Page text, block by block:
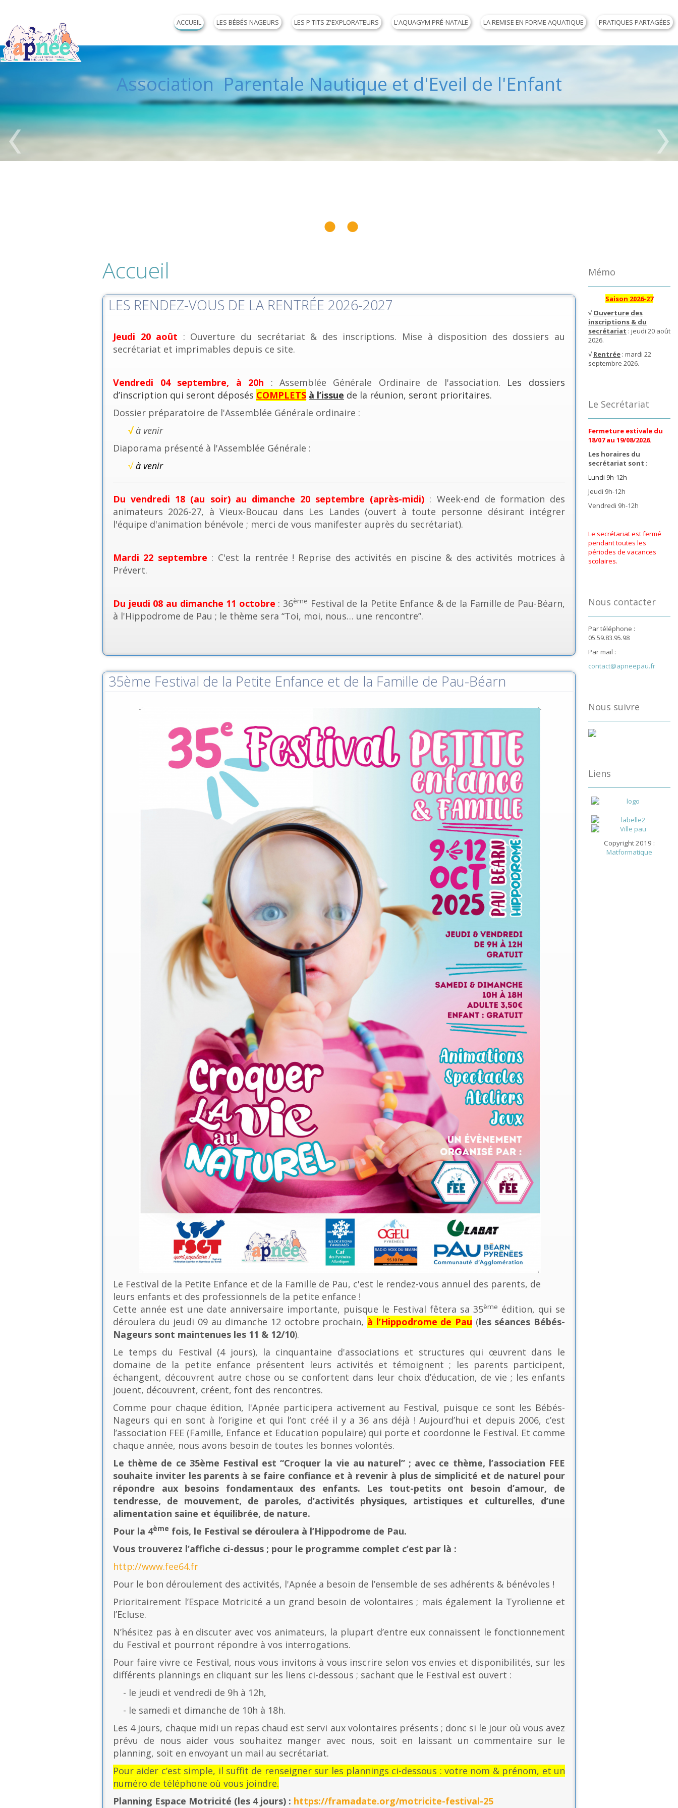
ACCUEIL LES BÉBÉS NAGEURS LES P'TITS Z'EXPLORATEURS L'AQUAGYM PRÉ-NATALE LA REMISE EN FORME AQUATIQUE PRATIQUES PARTAGÉES
Association Parentale Nautique et d'Eveil de l'Enfant
Accueil
LES RENDEZ-VOUS DE LA RENTRÉE 2026-2027
Jeudi 20 août : Ouverture du secrétariat & des inscriptions. Mise à disposition des dossiers au
secrétariat et imprimables depuis ce site.
Vendredi 04 septembre, à 20h : Assemblée Générale Ordinaire de l'association. Les dossiers
d’inscription qui seront déposés COMPLETS à l’issue de la réunion, seront prioritaires.
Dossier préparatoire de l'Assemblée Générale ordinaire :
√ à venir
Diaporama présenté à l'Assemblée Générale :
√à venir
Du vendredi 18 (au soir) au dimanche 20 septembre (après-midi) : Week-end de formation des
animateurs 2026-27, à Vieux-Boucau dans Les Landes (ouvert à toute personne désirant intégrer
l'équipe d'animation bénévole ; merci de vous manifester auprès du secrétariat).
Mardi 22 septembre : C'est la rentrée ! Reprise des activités en piscine & des activités motrices à
Prévert.
Du jeudi 08 au dimanche 11 octobre : 36ème Festival de la Petite Enfance & de la Famille de Pau-Béarn,
à l'Hippodrome de Pau ; le thème sera “Toi, moi, nous… une rencontre”.
35ème Festival de la Petite Enfance et de la Famille de Pau-Béarn
Le Festival de la Petite Enfance et de la Famille de Pau, c'est le rendez-vous annuel des parents, de
leurs enfants et des professionnels de la petite enfance !
Cette année est une date anniversaire importante, puisque le Festival fêtera sa 35ème édition, qui se
déroulera du jeudi 09 au dimanche 12 octobre prochain, à l’Hippodrome de Pau (les séances Bébés-
Nageurs sont maintenues les 11 & 12/10).
Le temps du Festival (4 jours), la cinquantaine d'associations et structures qui œuvrent dans le
domaine de la petite enfance présentent leurs activités et témoignent ; les parents participent,
échangent, découvrent autre chose ou se confortent dans leur choix d’éducation, de vie ; les enfants
jouent, découvrent, créent, font des rencontres.
Comme pour chaque édition, l'Apnée participera activement au Festival, puisque ce sont les Bébés-
Nageurs qui en sont à l’origine et qui l’ont créé il y a 36 ans déjà ! Aujourd’hui et depuis 2006, c’est
l’association FEE (Famille, Enfance et Education populaire) qui porte et coordonne le Festival. Et comme
chaque année, nous avons besoin de toutes les bonnes volontés.
Le thème de ce 35ème Festival est “Croquer la vie au naturel” ; avec ce thème, l’association FEE
souhaite inviter les parents à se faire confiance et à revenir à plus de simplicité et de naturel pour
répondre aux besoins fondamentaux des enfants. Les tout-petits ont besoin d’amour, de
tendresse, de mouvement, de paroles, d’activités physiques, artistiques et culturelles, d’une
alimentation saine et équilibrée, de nature.
Pour la 4ème fois, le Festival se déroulera à l’Hippodrome de Pau.
Vous trouverez l’affiche ci-dessus ; pour le programme complet c’est par là :
http://www.fee64.fr
Pour le bon déroulement des activités, l'Apnée a besoin de l’ensemble de ses adhérents & bénévoles !
Prioritairement l’Espace Motricité a un grand besoin de volontaires ; mais également la Tyrolienne et
l’Ecluse.
N’hésitez pas à en discuter avec vos animateurs, la plupart d’entre eux connaissent le fonctionnement
du Festival et pourront répondre à vos interrogations.
Pour faire vivre ce Festival, nous vous invitons à vous inscrire selon vos envies et disponibilités, sur les
différents plannings en cliquant sur les liens ci-dessous ; sachant que le Festival est ouvert :
- le jeudi et vendredi de 9h à 12h,
- le samedi et dimanche de 10h à 18h.
Les 4 jours, chaque midi un repas chaud est servi aux volontaires présents ; donc si le jour où vous avez
prévu de nous aider vous souhaitez manger avec nous, soit en laissant un commentaire sur le
planning, soit en envoyant un mail au secrétariat.
Pour aider c’est simple, il suffit de renseigner sur les plannings ci-dessous : votre nom & prénom, et un
numéro de téléphone où vous joindre.
Planning Espace Motricité (les 4 jours) : https://framadate.org/motricite-festival-25
Mémo
Saison 2026-27
√Ouverture des
inscriptions & du
secrétariat : jeudi 20 août
2026.
√Rentrée: mardi 22
septembre 2026.
Le Secrétariat
Fermeture estivale du
18/07 au 19/08/2026.
Les horaires du
secrétariat sont :
Lundi 9h-12h
Jeudi 9h-12h
Vendredi 9h-12h
Le secrétariat est fermé
pendant toutes les
périodes de vacances
scolaires.
Nous contacter
Par téléphone :
05.59.83.95.98
Par mail :
contact@apneepau.fr
Nous suivre
Liens
Copyright 2019 :
Matformatique